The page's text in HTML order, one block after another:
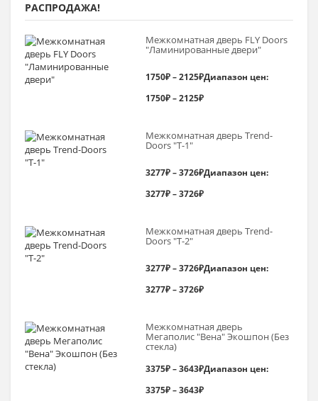
РАСПРОДАЖА!
Межкомнатная дверь FLY Doors
"Ламинированные двери"
1750₽–2125₽Диапазон цен:
1750₽ – 2125₽
Межкомнатная дверь Trend-
Doоrs "Т-1"
3277₽–3726₽Диапазон цен:
3277₽ – 3726₽
Межкомнатная дверь Trend-
Doоrs "Т-2"
3277₽–3726₽Диапазон цен:
3277₽ – 3726₽
Межкомнатная дверь
Мегаполис "Вена" Экошпон (Без
стекла)
3375₽–3643₽Диапазон цен:
3375₽ – 3643₽